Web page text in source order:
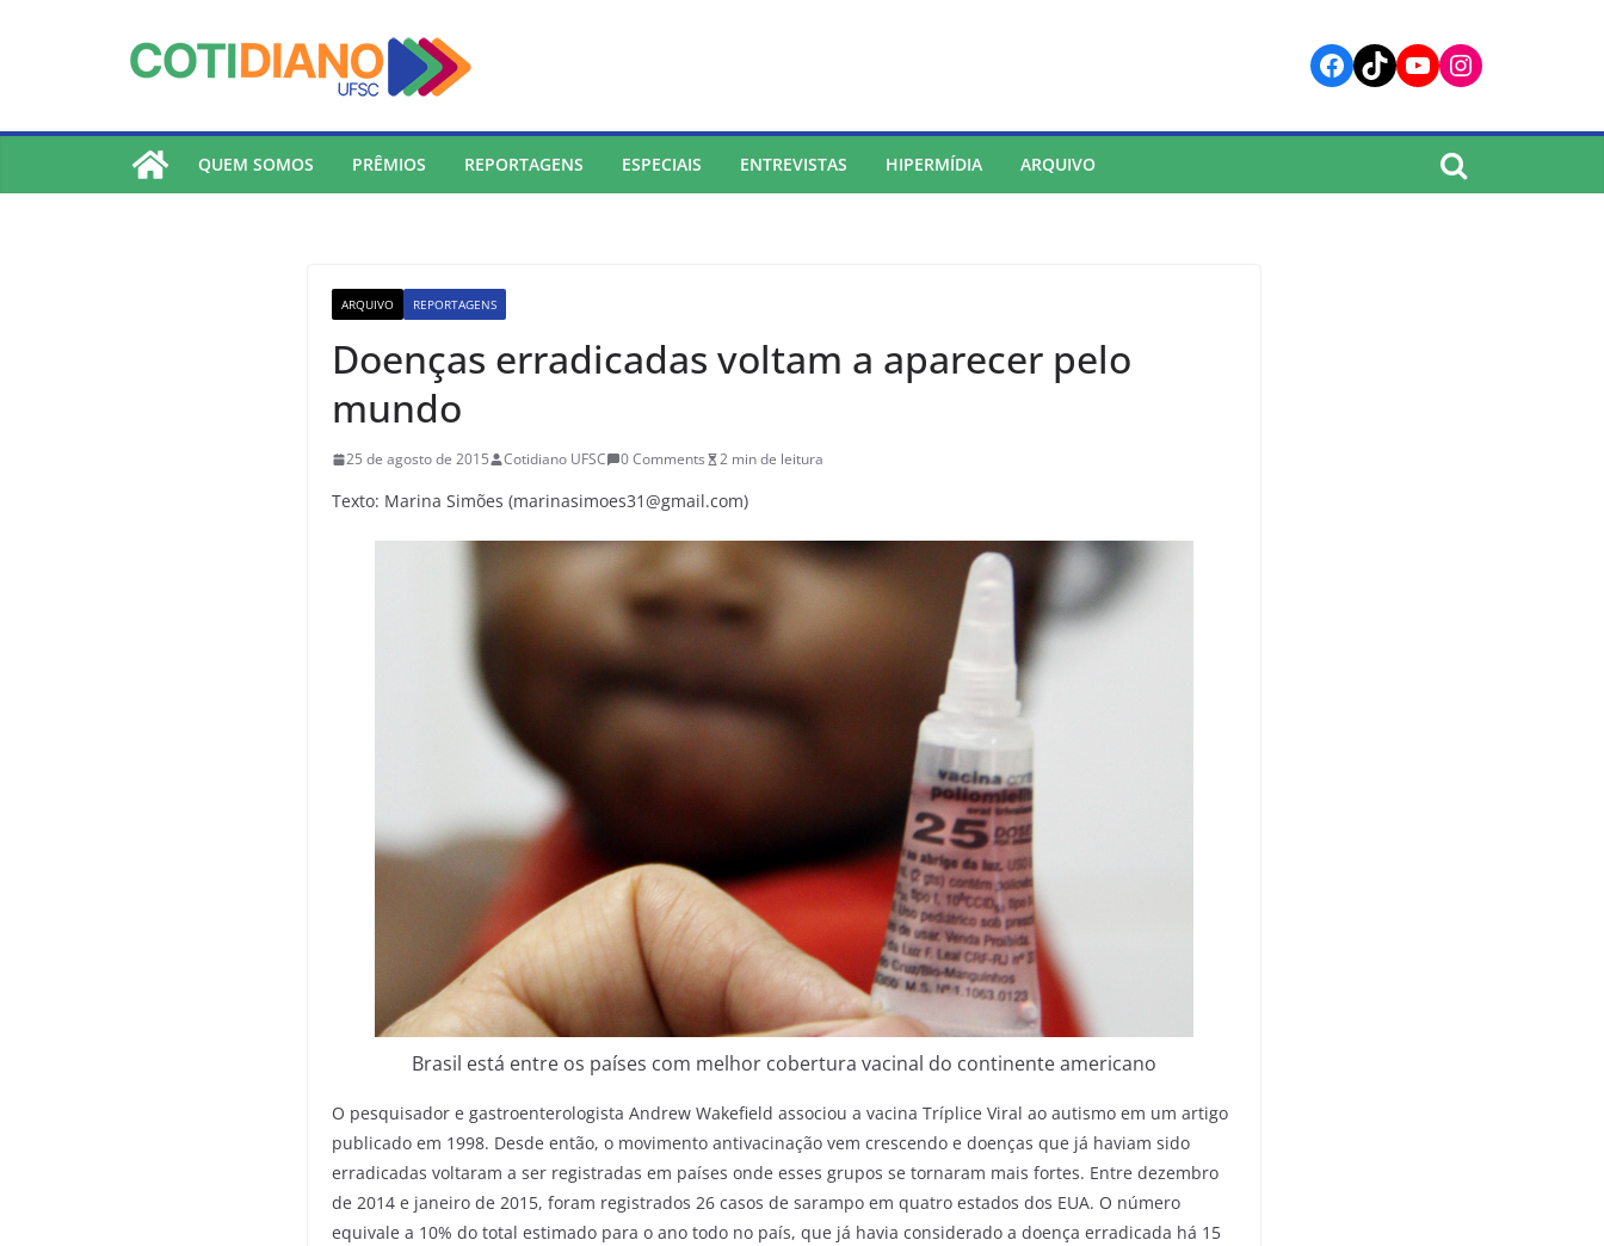
Facebook
TikTokYouTube
Instagram
QUEM SOMOS PRÊMIOS REPORTAGENS ESPECIAIS ENTREVISTAS HIPERMÍDIA ARQUIVO
ARQUIVO REPORTAGENS
Doenças erradicadas voltam a aparecer pelo
mundo
25 de agosto de 2015 Cotidiano UFSC 0 Comments 2 min de leitura
Texto: Marina Simões (marinasimoes31@gmail.com)
Brasil está entre os países com melhor cobertura vacinal do continente americano
O pesquisador e gastroenterologista Andrew Wakefield associou a vacina Tríplice Viral ao autismo em um artigo
publicado em 1998. Desde então, o movimento antivacinação vem crescendo e doenças que já haviam sido
erradicadas voltaram a ser registradas em países onde esses grupos se tornaram mais fortes. Entre dezembro
de 2014 e janeiro de 2015, foram registrados 26 casos de sarampo em quatro estados dos EUA. O número
equivale a 10% do total estimado para o ano todo no país, que já havia considerado a doença erradicada há 15